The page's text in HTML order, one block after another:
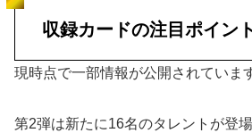
収録カードの注目ポイン
現時点で一部情報が公開されていま
第2弾は新たに16名のタレントが登場